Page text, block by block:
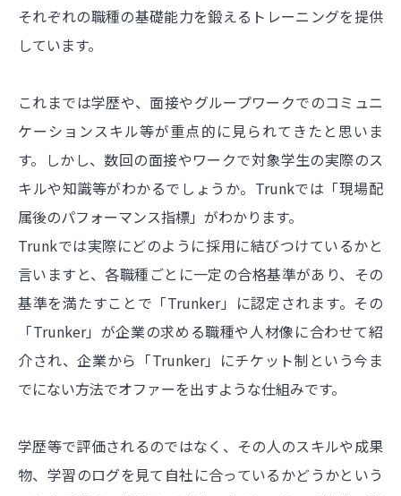
それぞれの職種の基礎能力を鍛えるトレーニングを提供
しています。
これまでは学歴や、面接やグループワークでのコミュニ
ケーションスキル等が重点的に見られてきたと思いま
す。しかし、数回の面接やワークで対象学生の実際のス
キルや知識等がわかるでしょうか。Trunkでは「現場配
属後のパフォーマンス指標」がわかります。
Trunkでは実際にどのように採用に結びつけているかと
言いますと、各職種ごとに一定の合格基準があり、その
基準を満たすことで「Trunker」に認定されます。その
「Trunker」が企業の求める職種や人材像に合わせて紹
介され、企業から「Trunker」にチケット制という今ま
でにない方法でオファーを出すような仕組みです。
学歴等で評価されるのではなく、その人のスキルや成果
物、学習のログを見て自社に合っているかどうかという